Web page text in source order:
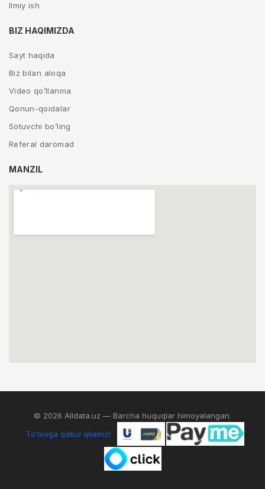
Ilmiy ish
BIZ HAQIMIZDA
Sayt haqida
Biz bilan aloqa
Video qo’llanma
Qonun-qoidalar
Sotuvchi bo’ling
Referal daromad
MANZIL
© 2026 Alldata.uz — Barcha huquqlar himoyalangan.
To'lovga qabul qilamiz!